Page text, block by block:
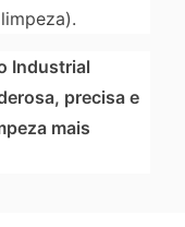
Industrial
precisa e
mais